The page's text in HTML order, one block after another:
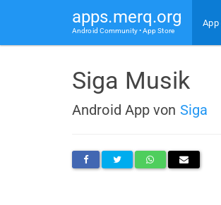
apps.merq.org
Android Community • App Store
App
Siga Musik
Android App von Siga